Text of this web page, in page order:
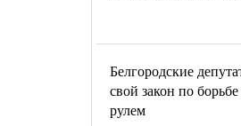
Белгородские
свой закон по
рулем